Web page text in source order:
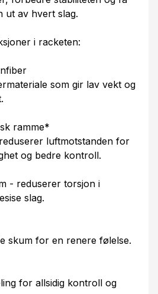
ut av hvert slag.
i racketen:
som gir lav vekt og
ramme*
luftmotstanden for
og bedre kontroll.
- reduserer torsjon i
slag.
skum for en renere følelse.
for allsidig kontroll og